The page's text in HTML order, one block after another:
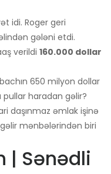
idi. Roger geri
gələni etdi.
verildi 160.000 dollar
650 milyon dollar
haradan gəlir?
daşınmaz əmlak işinə
mənbələrindən biri
| Sənədli